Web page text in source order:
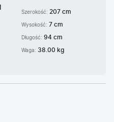
Szerokość:207 cm
Wysokość: 7 cm
Długość:94 cm
Waga: 38.00 kg